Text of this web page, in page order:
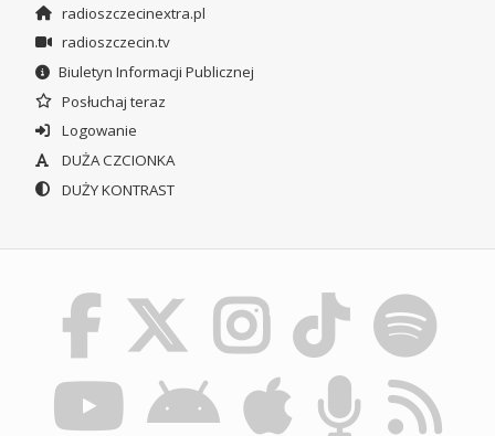
radioszczecinextra.pl
radioszczecin.tv
Biuletyn Informacji Publicznej
Posłuchaj teraz
Logowanie
DUŻA CZCIONKA
DUŻY KONTRAST